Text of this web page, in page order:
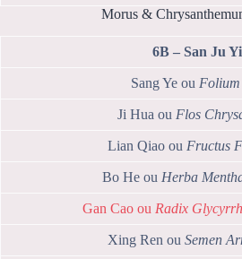
Morus &
6B – San Ju
Sang Ye ou
Ji Hua ou Flos
Lian Qiao ou Fructus
Bo He ou Herba
Gan Cao ou Radix
Xing Ren ou Semen